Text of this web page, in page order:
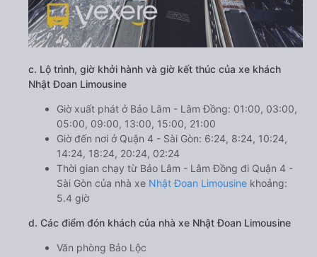
c. Lộ trình, giờ khởi hành và giờ kết thúc của xe khách
Nhật Đoan Limousine
Giờ xuất phát ở Bảo Lâm - Lâm Đồng: 01:00, 03:00,
05:00, 09:00, 13:00, 15:00, 21:00
Giờ đến nơi ở Quận 4 - Sài Gòn: 6:24, 8:24, 10:24,
14:24, 18:24, 20:24, 02:24
Thời gian chạy từ Bảo Lâm - Lâm Đồng đi Quận 4 -
Sài Gòn của nhà xe Nhật Đoan Limousine khoảng:
5.4 giờ
d. Các điểm đón khách của nhà xe Nhật Đoan Limousine
Văn phòng Bảo Lộc